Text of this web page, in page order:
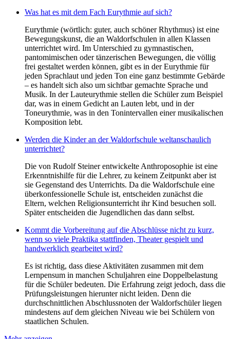
Was hat es mit dem Fach Eurythmie auf sich?
Eurythmie (wörtlich: guter, auch schöner Rhythmus) ist eine
Bewegungskunst, die an Waldorfschulen in allen Klassen
unterrichtet wird. Im Unterschied zu gymnastischen,
pantomimischen oder tänzerischen Bewegungen, die völlig
frei gestaltet werden können, gibt es in der Eurythmie für
jeden Sprachlaut und jeden Ton eine ganz bestimmte Gebärde
– es handelt sich also um sichtbar gemachte Sprache und
Musik. In der Lauteurythmie stellen die Schüler zum Beispiel
dar, was in einem Gedicht an Lauten lebt, und in der
Toneurythmie, was in den Tonintervallen einer musikalischen
Komposition lebt.
Werden die Kinder an der Waldorfschule weltanschaulich
unterrichtet?
Die von Rudolf Steiner entwickelte Anthroposophie ist eine
Erkenntnishilfe für die Lehrer, zu keinem Zeitpunkt aber ist
sie Gegenstand des Unterrichts. Da die Waldorfschule eine
überkonfessionelle Schule ist, entscheiden zunächst die
Eltern, welchen Religionsunterricht ihr Kind besuchen soll.
Später entscheiden die Jugendlichen das dann selbst.
Kommt die Vorbereitung auf die Abschlüsse nicht zu kurz,
wenn so viele Praktika stattfinden, Theater gespielt und
handwerklich gearbeitet wird?
Es ist richtig, dass diese Aktivitäten zusammen mit dem
Lernpensum in manchen Schuljahren eine Doppelbelastung
für die Schüler bedeuten. Die Erfahrung zeigt jedoch, dass die
Prüfungsleistungen hierunter nicht leiden. Denn die
durchschnittlichen Abschlussnoten der Waldorfschüler liegen
mindestens auf dem gleichen Niveau wie bei Schülern von
staatlichen Schulen.